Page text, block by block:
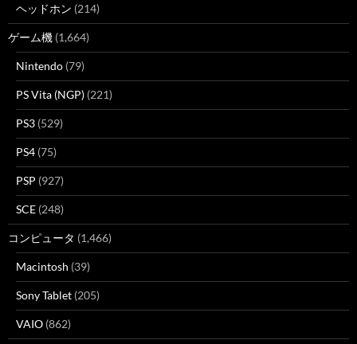
ヘッドホン (214)
ゲーム機 (1,664)
Nintendo (79)
PS Vita (NGP) (221)
PS3 (529)
PS4 (75)
PSP (927)
SCE (248)
コンピュータ (1,466)
Macintosh (39)
Sony Tablet (205)
VAIO (862)